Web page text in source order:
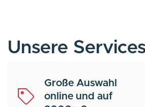
Unsere
Große Auswahl
online und auf